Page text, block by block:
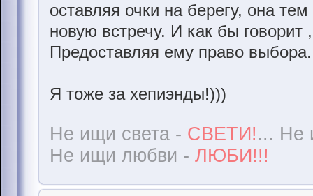
оставляя очки на берегу, она
новую встречу. И как бы
Предоставляя ему право
Я тоже за хепиэнды!)))
Не ищи света - СВЕТИ!... Не
Не ищи любви - ЛЮБИ!!!